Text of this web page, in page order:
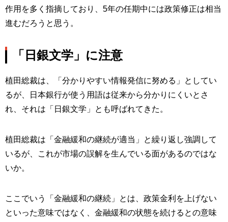
作用を多く指摘しており、5年の任期中には政策修正は相当
進むだろうと思う。
「日銀文学」に注意
植田総裁は、「分かりやすい情報発信に努める」としてい
るが、日本銀行が使う用語は従来から分かりにくいとさ
れ、それは「日銀文学」とも呼ばれてきた。
植田総裁は「金融緩和の継続が適当」と繰り返し強調して
いるが、これが市場の誤解を生んでいる面があるのではな
いか。
ここでいう「金融緩和の継続」とは、政策金利を上げない
といった意味ではなく、金融緩和の状態を続けるとの意味